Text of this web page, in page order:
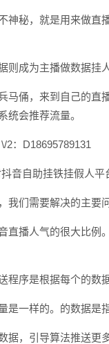
神秘，就是用来做直
则成为主播做数据挂
马俑，来到自己的直
统会推荐流量。
2：D18695789131
我们需要解决的主要
直播人气的很大比例
程序是根据每个的数
是一样的。的数据是
据，引导算法推送更